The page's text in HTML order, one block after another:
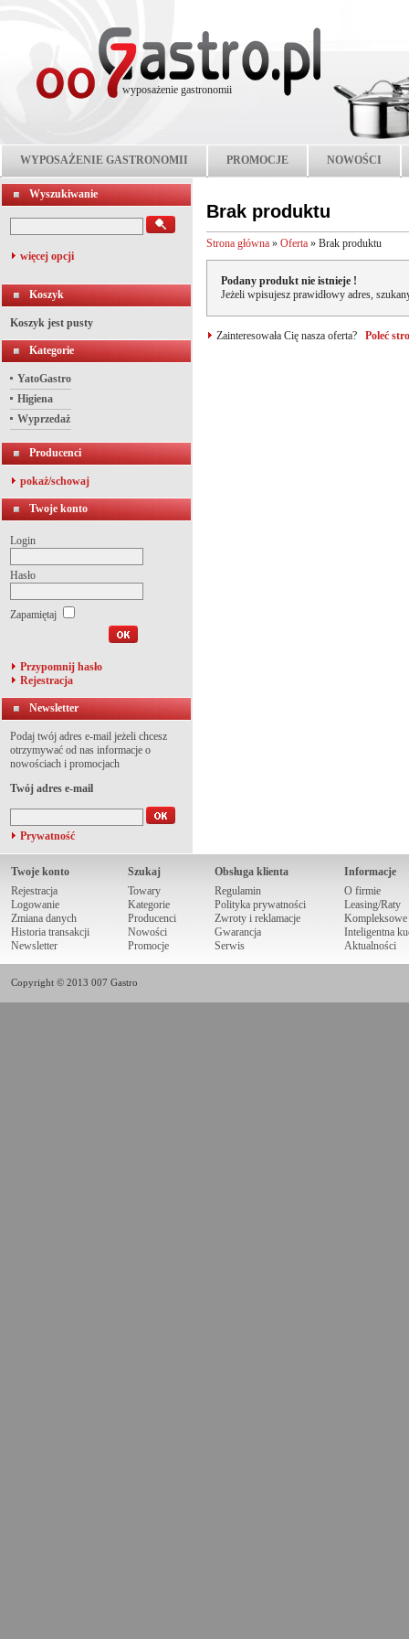
wyposażenie gastronomii
WYPOSAŻENIE GASTRONOMII PROMOCJE NOWOŚCI
Wyszukiwanie
więcej opcji
Koszyk
Koszyk jest pusty
Kategorie
YatoGastro
Higiena
Wyprzedaż
Producenci
pokaż/schowaj
Twoje konto
Login
Hasło
Zapamiętaj
Przypomnij hasło
Rejestracja
Newsletter
Podaj twój adres e-mail jeżeli chcesz
otrzymywać od nas informacje o
nowościach i promocjach
Twój adres e-mail
Prywatność
Brak produktu
Strona główna » Oferta » Brak produktu
Podany produkt nie istnieje !
Jeżeli wpisujesz prawidłowy adres,
Zainteresowała Cię nasza oferta? Poleć
Twoje konto
Rejestracja
Logowanie
Zmiana danych
Historia transakcji
Newsletter
Szukaj
Towary
Kategorie
Producenci
Nowości
Promocje
Obsługa klienta
Regulamin
Polityka prywatności
Zwroty i reklamacje
Gwarancja
Serwis
Informacje
O firmie
Leasing/Raty
Kompleksowe
Inteligentna
Aktualności
Copyright © 2013 007 Gastro